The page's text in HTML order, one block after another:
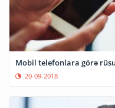
Mobil telefonlara görə
20-09-2018